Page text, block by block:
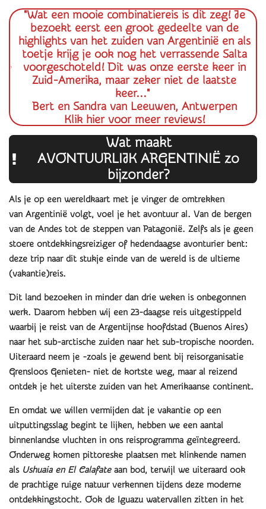
"Wat een mooie combinatiereis is dit zeg! Je
bezoekt eerst een groot gedeelte van de
highlights van het zuiden van Argentinië en als
toetje krijg je ook nog het verrassende Salta
voorgeschoteld! Dit was onze eerste keer in
Zuid-Amerika, maar zeker niet de laatste
keer..."
Bert en Sandra van Leeuwen, Antwerpen
Klik hier voor meer reviews!
Wat maakt
AVONTUURLIJK ARGENTINIË zo
bijzonder?
Als je op een wereldkaart met je vinger de omtrekken
van Argentinië volgt, voel je het avontuur al. Van de bergen
van de Andes tot de steppen van Patagonië. Zelfs als je geen
stoere ontdekkingsreiziger of hedendaagse avonturier bent:
deze trip naar dit stukje einde van de wereld is de ultieme
(vakantie)reis.
Dit land bezoeken in minder dan drie weken is onbegonnen
werk. Daarom hebben wij een 23-daagse reis uitgestippeld
waarbij je reist van de Argentijnse hoofdstad (Buenos Aires)
naar het sub-arctische zuiden naar het sub-tropische noorden.
Uiteraard neem je -zoals je gewend bent bij reisorganisatie
Grensloos Genieten- niet de kortste weg, maar al reizend
ontdek je het uiterste zuiden van het Amerikaanse continent.
En omdat we willen vermijden dat je vakantie op een
uitputtingsslag begint te lijken, hebben we een aantal
binnenlandse vluchten in ons reisprogramma geïntegreerd.
Onderweg komen pittoreske plaatsen met klinkende namen
als Ushuaia en El Calafate aan bod, terwijl we uiteraard ook
de prachtige ruige natuur verkennen tijdens deze moderne
ontdekkingstocht. Ook de Iguazu watervallen zitten in het